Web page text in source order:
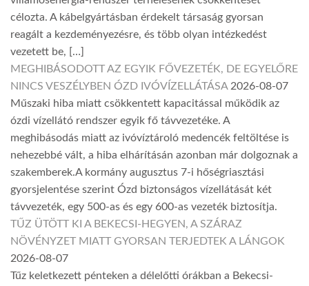
célozta. A kábelgyártásban érdekelt társaság gyorsan
reagált a kezdeményezésre, és több olyan intézkedést
vezetett be, […]
MEGHIBÁSODOTT AZ EGYIK FŐVEZETÉK, DE EGYELŐRE
NINCS VESZÉLYBEN ÓZD IVÓVÍZELLÁTÁSA 2026-08-07
Műszaki hiba miatt csökkentett kapacitással működik az
ózdi vízellátó rendszer egyik fő távvezetéke. A
meghibásodás miatt az ivóvíztároló medencék feltöltése is
nehezebbé vált, a hiba elhárításán azonban már dolgoznak a
szakemberek.A kormány augusztus 7-i hőségriasztási
gyorsjelentése szerint Ózd biztonságos vízellátását két
távvezeték, egy 500-as és egy 600-as vezeték biztosítja.
TŰZ ÜTÖTT KI A BEKECSI-HEGYEN, A SZÁRAZ
NÖVÉNYZET MIATT GYORSAN TERJEDTEK A LÁNGOK
2026-08-07
Tűz keletkezett pénteken a délelőtti órákban a Bekecsi-